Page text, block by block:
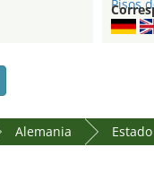
Pisos
Alemania